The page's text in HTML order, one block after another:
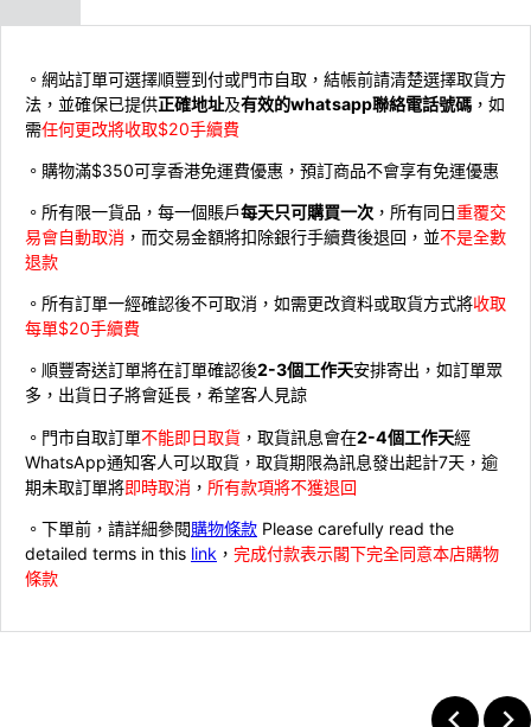
。網站訂單可選擇順豐到付或門市自取，結帳前請清楚選擇取貨方
法，並確保已提供正確地址及有效的whatsapp聯絡電話號碼 ，如
需任何更改將收取$20手續費
。購物滿$350可享香港免運費優惠，預訂商品不會享有免運優惠
。所有限一貨品，每一個賬戶每天只可購買一次 ，所有同日重覆交
易會自動取消 ，而交易金額將扣除銀行手續費後退回，並不是全數
退款
。所有訂單一經確認後不可取消，如需更改資料或取貨方式將收取
每單$20手續費
。順豐寄送訂單將在訂單確認後2-3個工作天安排寄出，如訂單眾
多，出貨日子將會延長，希望客人見諒
。門市自取訂單不能即日取貨 ，取貨訊息會在2-4個工作天經
WhatsApp通知客人可以取貨，取貨期限為訊息發出起計7天，逾
期未取訂單將即時取消 ， 所有款項將不獲退回
。下單前，請詳細參閱購物條款 Please carefully read the
detailed terms in this link ， 完成付款表示閣下完全同意本店購物
條款